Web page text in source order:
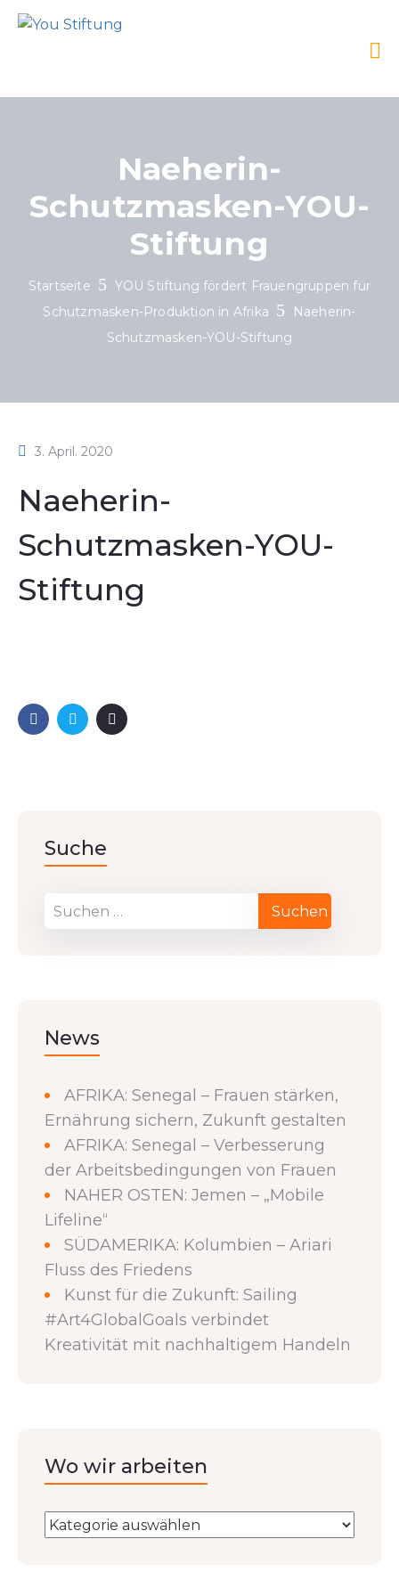
Naeherin-
Schutzmasken-YOU-
Stiftung
Startseite
YOU Stiftung fördert Frauengruppen für
Schutzmasken-Produktion in Afrika
Naeherin-
Schutzmasken-YOU-Stiftung
3. April. 2020
Naeherin-
Schutzmasken-YOU-
Stiftung
Suche
News
AFRIKA: Senegal – Frauen stärken,
Ernährung sichern, Zukunft gestalten
AFRIKA: Senegal – Verbesserung
der Arbeitsbedingungen von Frauen
NAHER OSTEN: Jemen – „Mobile
Lifeline“
SÜDAMERIKA: Kolumbien – Ariari
Fluss des Friedens
Kunst für die Zukunft: Sailing
#Art4GlobalGoals verbindet
Kreativität mit nachhaltigem Handeln
Wo wir arbeiten